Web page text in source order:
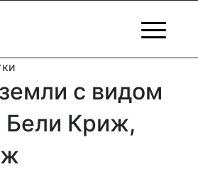
с видом
Бели Криж,